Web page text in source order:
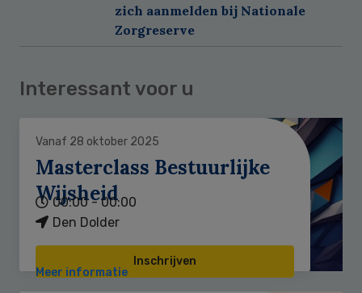
zich aanmelden bij Nationale
Zorgreserve
Interessant voor u
Vanaf 28 oktober 2025
Masterclass Bestuurlijke
Wijsheid
00:00 - 00:00
Den Dolder
Inschrijven
Meer informatie